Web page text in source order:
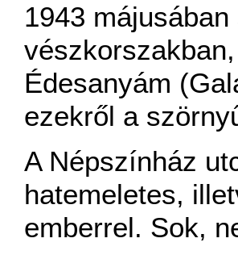
1943
Édesanyám
ezekről a
A Népszínház
hatemeletes,
emberrel. Sok,